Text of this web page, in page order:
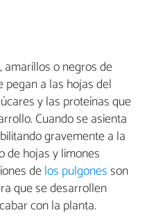
amarillos o negros de
pegan a las hojas del
y las proteínas que
Cuando se asienta
gravemente a la
de hojas y limones
delos pulgonesson
que se desarrollen
con la planta.